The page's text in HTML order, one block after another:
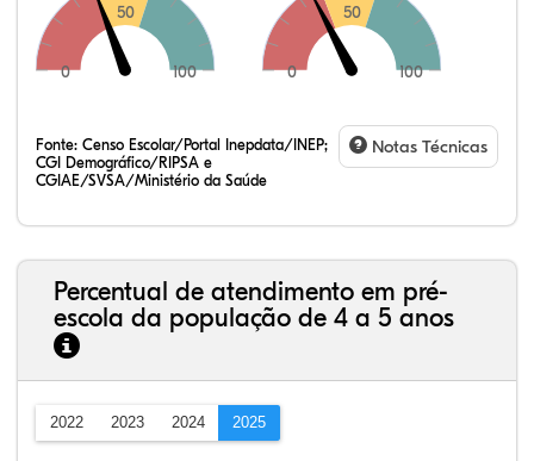
0
50
100 0
50
100
Fonte: Censo Escolar/Portal Inepdata/INEP;
CGI Demográfico/RIPSA e
CGIAE/SVSA/Ministério da Saúde
Notas Técnicas
Percentual de atendimento em pré-
escola da população de 4 a 5 anos
2022 2023 2024 2025